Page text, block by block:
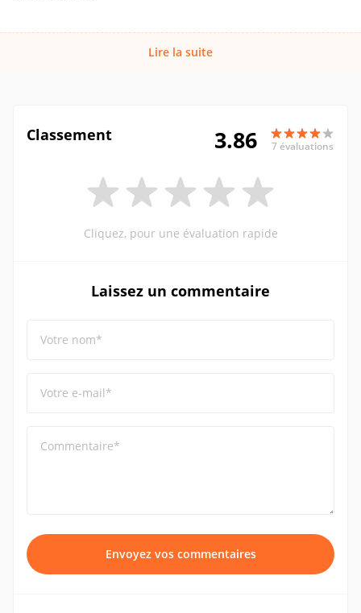
Lire la suite
Classement 3.86 7 évaluations
Cliquez, pour une évaluation rapide
Laissez un commentaire
Votre nom*
Votre e-mail*
Commentaire*
Envoyez vos commentaires